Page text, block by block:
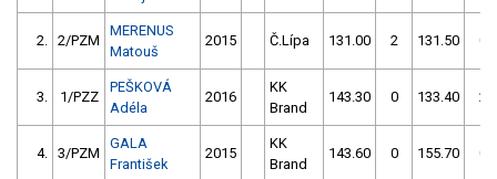
2. 2/PZM
MERENUS
Matouš
2015 Č.Lípa 131.00 2 131.50 0
3. 1/PZZ
PEŠKOVÁ
Adéla
2016
KK
Brand
143.30 0 133.40 2
4. 3/PZM
GALA
František
2015
KK
Brand
143.60 0 155.70 0